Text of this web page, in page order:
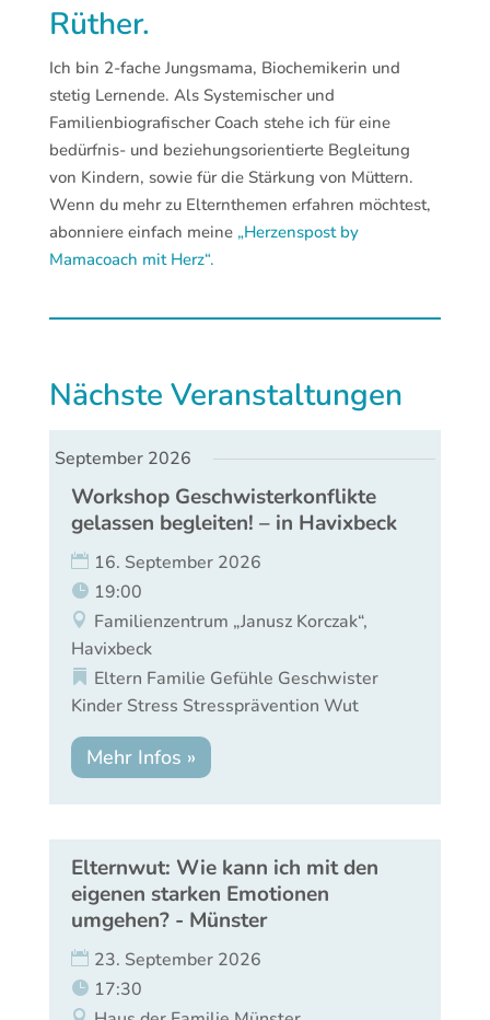
Rüther.
Ich bin 2-fache Jungsmama, Biochemikerin und
stetig Lernende. Als Systemischer und
Familienbiografischer Coach stehe ich für eine
bedürfnis- und beziehungsorientierte Begleitung
von Kindern, sowie für die Stärkung von Müttern.
Wenn du mehr zu Elternthemen erfahren möchtest,
abonniere einfach meine „Herzenspost by
Mamacoach mit Herz“.
Nächste Veranstaltungen
September 2026
Workshop Geschwisterkonflikte
gelassen begleiten! – in Havixbeck
16. September 2026
19:00
Familienzentrum „Janusz Korczak“,
Havixbeck
Eltern Familie Gefühle Geschwister
Kinder Stress Stressprävention Wut
Mehr Infos »
Elternwut: Wie kann ich mit den
eigenen starken Emotionen
umgehen? - Münster
23. September 2026
17:30